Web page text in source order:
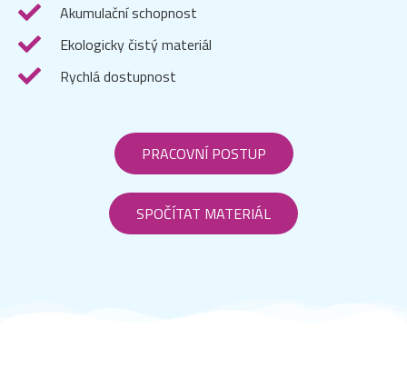
Akumulační schopnost
Ekologicky čistý materiál
Rychlá dostupnost
PRACOVNÍ POSTUP
SPOČÍTAT MATERIÁL